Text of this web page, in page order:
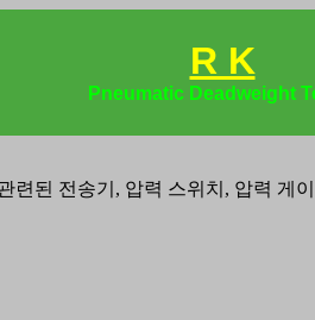
R K
Pneumatic Deadweight
련된 전송기, 압력 스위치, 압력 게